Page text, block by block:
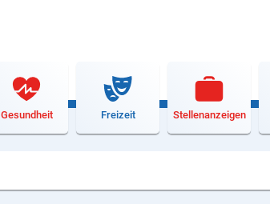
Gesundheit Freizeit Stellenanzeigen